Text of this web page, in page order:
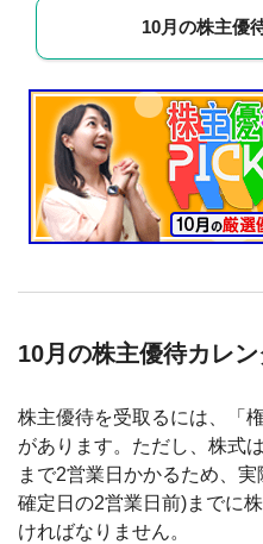
10月の株主優
10月の株主優待カレン
株主優待を受取るには、「
があります。ただし、株式
まで2営業日かかるため、
確定日の2営業日前)までに
ければなりません。